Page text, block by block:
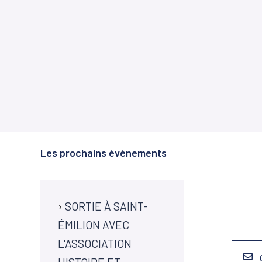
Les prochains évènements
› SORTIE À SAINT-
ÉMILION AVEC
L'ASSOCIATION